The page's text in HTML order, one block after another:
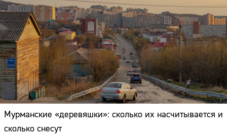
Мурманские «деревяшки»: сколько их насчитывается и
сколько снесут